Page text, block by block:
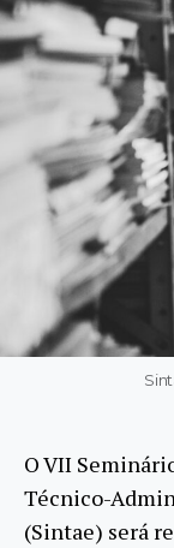
O VII
Técnico-
(Sintae) será